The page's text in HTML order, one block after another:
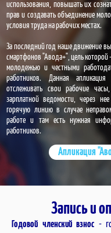
использования, повышать их
прав и создавать объединение
условия труда на рабочих местах.
За последний год наше движение
смартфонов "Авода+", цель которой
молодежью и честными
работников. Данная апликация
отслеживать свои рабочие
зарплатной ведомости, через
горячую линию в случае
работе и там есть нужная
работников.
Апликация
Запись и
Годовой членский взнос -